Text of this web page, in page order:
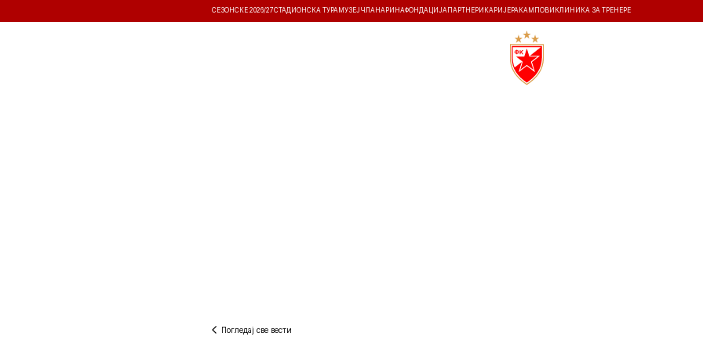
СЕЗОНСКЕ 2026/27СТАДИОНСКА ТУРА МУЗЕЈ ЧЛАНАРИНАФОНДАЦИЈА ПАРТНЕРИ КАРИЈЕРА КАМПОВИ КЛИНИКА ЗА ТРЕНЕРЕ
Погледај све вести